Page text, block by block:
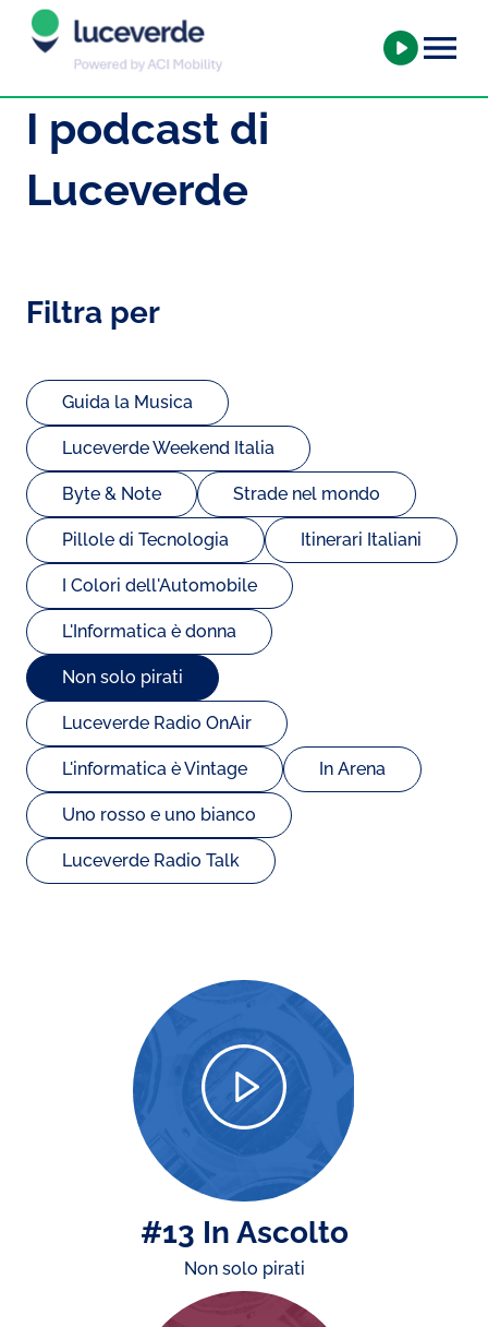
I podcast di
Luceverde
Filtra per
Guida la Musica
Luceverde Weekend Italia
Byte & Note Strade nel mondo
Pillole di Tecnologia Itinerari Italiani
I Colori dell'Automobile
L'Informatica è donna
Non solo pirati
Luceverde Radio OnAir
L'informatica è Vintage In Arena
Uno rosso e uno bianco
Luceverde Radio Talk
#13 In Ascolto
Non solo pirati